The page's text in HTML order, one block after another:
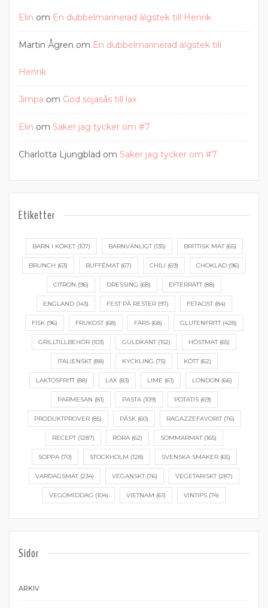
Elin om En dubbelmarinerad älgstek till Henrik
Martin Ågren om En dubbelmarinerad älgstek till
Henrik
Jimpa om God sojasås till lax
Elin om Saker jag tycker om #7
Charlotta Ljungblad om Saker jag tycker om #7
Etiketter
BARN I KÖKET(107) BARNVÄNLIGT(135) BRITTISK MAT(65)
BRUNCH (63) BUFFÉMAT(67) CHILI (69) CHOKLAD (96)
CITRON (96) DRESSING (68) EFTERRÄTT(88)
ENGLAND(143) FEST PÅ RESTER(97) FETAOST(84)
FISK(96) FRUKOST(68) FÄRS(68) GLUTENFRITT(428)
GRILLTILLBEHÖR (103) GULDKANT(152) HÖSTMAT(65)
ITALIENSKT(88) KYCKLING (75) KÖTT(62)
LAKTOSFRITT(88) LAX (83) LIME (61) LONDON (66)
PARMESAN (81) PASTA(109) POTATIS(69)
PRODUKTPROVER(85) PÅSK(60) RAGAZZEFAVORIT(76)
RECEPT(1287) RÖRA(62) SOMMARMAT(165)
SOPPA(70) STOCKHOLM (128) SVENSKA SMAKER(65)
VARDAGSMAT(234) VEGANSKT(76) VEGETARISKT(287)
VEGOMIDDAG (104) VIETNAM (61) VINTIPS (74)
Sidor
ARKIV